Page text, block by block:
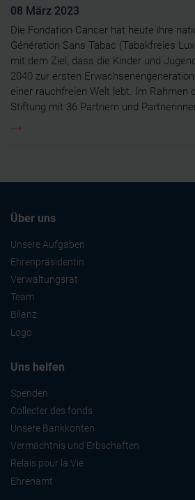
08 März 2023
Die Fondation Cancer hat heute ihre
Génération Sans Tabac (Tabakfreies
mit dem Ziel, dass die Kinder und
2040 zur ersten
einer rauchfreien Welt lebt. Im Rahmen
Stiftung mit 36 Partnern und
Über uns
Unsere Aufgaben
Ehrenpräsidentin
Verwaltungsrat
Team
Bilanz
Logo
Uns helfen
Spenden
Collecter des fonds
Unsere Bankkonten
Vermächtnis und Erbschaften
Relais pour la Vie
Ehrenamt